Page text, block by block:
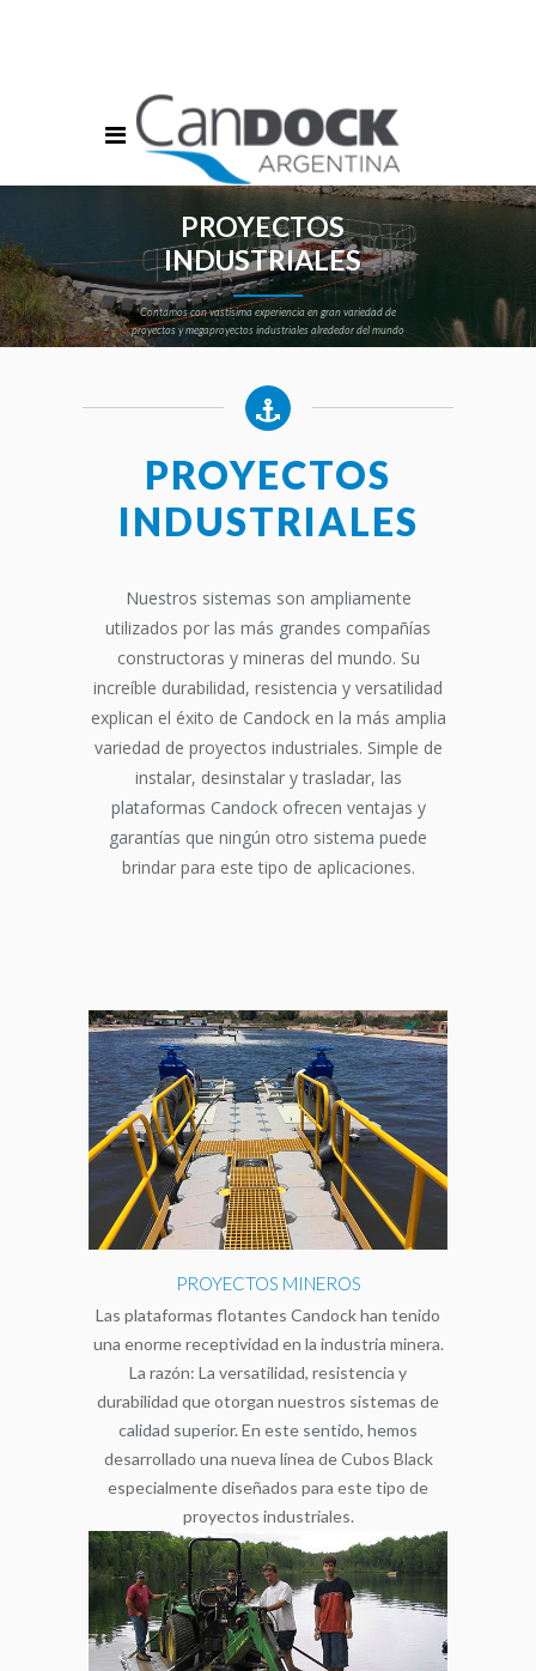
PROYECTOS
INDUSTRIALES
Contamos con vastísima experiencia en gran variedad de
proyectos y megaproyectos industriales alrededor del mundo
PROYECTOS
INDUSTRIALES
Nuestros sistemas son ampliamente
utilizados por las más grandes compañías
constructoras y mineras del mundo. Su
increíble durabilidad, resistencia y versatilidad
explican el éxito de Candock en la más amplia
variedad de proyectos industriales. Simple de
instalar, desinstalar y trasladar, las
plataformas Candock ofrecen ventajas y
garantías que ningún otro sistema puede
brindar para este tipo de aplicaciones.
PROYECTOS MINEROS
Las plataformas flotantes Candock han tenido
una enorme receptividad en la industria minera.
La razón: La versatilidad, resistencia y
durabilidad que otorgan nuestros sistemas de
calidad superior. En este sentido, hemos
desarrollado una nueva línea de Cubos Black
especialmente diseñados para este tipo de
proyectos industriales.